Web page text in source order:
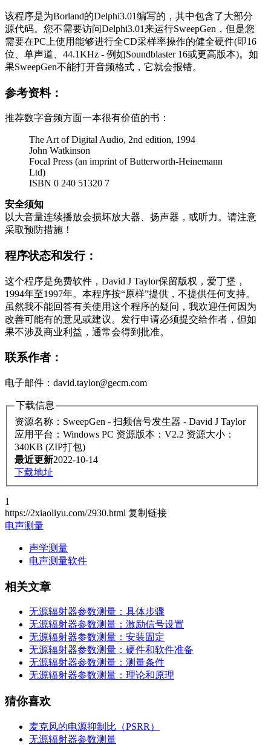
该程序是为Borland的Delphi3.01编写的，其中包含了大部分
源代码。您不需要访问Delphi3.01来运行SweepGen，但是您
需要在PC上使用能够进行全CD采样率操作的健全硬件(即16
位、单声道、44.1KHz - 例如Soundblaster 16或更高版本)。如
果SweepGen不能打开音频格式，它就会报错。
参考资料：
推荐数字音频方面一本很有价值的书：
The Art of Digital Audio, 2nd edition, 1994
John Watkinson
Focal Press (an imprint of Butterworth-Heinemann
Ltd)
ISBN 0 240 51320 7
安全须知
以大音量连续播放会损坏放大器、扬声器，或听力。请注意
采取预防措施！
程序状态和发行：
这个程序是免费软件，David J Taylor保留版权，爱丁堡，
1994年至1997年。本程序按“原样”提供，不提供任何支持。
虽然我不能回答有关使用这个程序的疑问，我欢迎任何因为
改善可能有的意见或建议。发行申请必须提交给作者，但如
果不涉及商业利益，通常会得到批准。
联系作者：
电子邮件：david.taylor@gecm.com
下载信息
资源名称：SweepGen - 扫频信号发生器 - David J Taylor
应用平台：Windows PC 资源版本：V2.2 资源大小：
340KB (ZIP打包)
最近更新2022-10-14
下载地址
1
https://2xiaoliyu.com/2930.html 复制链接
电声测量
声学测量
电声测量软件
相关文章
无源辐射器参数测量：具体步骤
无源辐射器参数测量：激励信号设置
无源辐射器参数测量：安装固定
无源辐射器参数测量：硬件和软件准备
无源辐射器参数测量：测量条件
无源辐射器参数测量：理论和原理
猜你喜欢
麦克风的电源抑制比（PSRR）
无源辐射器参数测量